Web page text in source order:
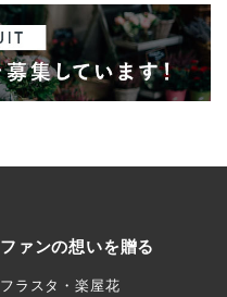
ファンの想いを贈る
フラスタ・楽屋花